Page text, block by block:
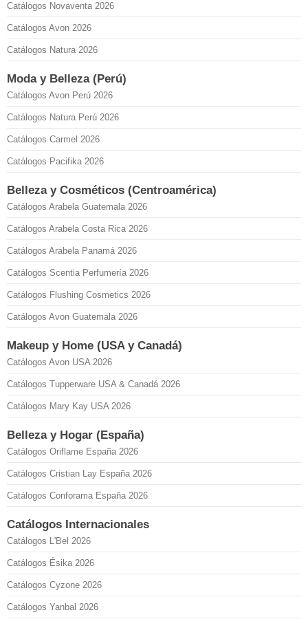
Catálogos Novaventa 2026
Catálogos Avon 2026
Catálogos Natura 2026
Moda y Belleza (Perú)
Catálogos Avon Perú 2026
Catálogos Natura Perú 2026
Catálogos Carmel 2026
Catálogos Pacifika 2026
Belleza y Cosméticos (Centroamérica)
Catálogos Arabela Guatemala 2026
Catálogos Arabela Costa Rica 2026
Catálogos Arabela Panamá 2026
Catálogos Scentia Perfumería 2026
Catálogos Flushing Cosmetics 2026
Catálogos Avon Guatemala 2026
Makeup y Home (USA y Canadá)
Catálogos Avon USA 2026
Catálogos Tupperware USA & Canadá 2026
Catálogos Mary Kay USA 2026
Belleza y Hogar (España)
Catálogos Oriflame España 2026
Catálogos Cristian Lay España 2026
Catálogos Conforama España 2026
Catálogos Internacionales
Catálogos L'Bel 2026
Catálogos Ésika 2026
Catálogos Cyzone 2026
Catálogos Yanbal 2026